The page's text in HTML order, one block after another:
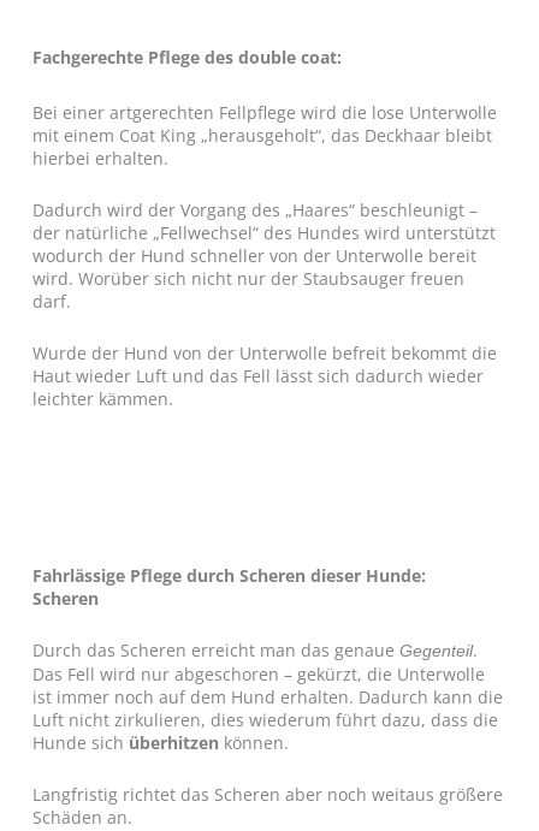
Fachgerechte Pflege des double coat:
Bei einer artgerechten Fellpflege wird die lose Unterwolle
mit einem Coat King „herausgeholt“, das Deckhaar bleibt
hierbei erhalten.
Dadurch wird der Vorgang des „Haares“ beschleunigt –
der natürliche „Fellwechsel“ des Hundes wird unterstützt
wodurch der Hund schneller von der Unterwolle bereit
wird. Worüber sich nicht nur der Staubsauger freuen
darf.
Wurde der Hund von der Unterwolle befreit bekommt die
Haut wieder Luft und das Fell lässt sich dadurch wieder
leichter kämmen.
Fahrlässige Pflege durch Scheren dieser Hunde:
Scheren
Durch das Scheren erreicht man das genaueGegenteil.
Das Fell wird nur abgeschoren – gekürzt, die Unterwolle
ist immer noch auf dem Hund erhalten. Dadurch kann die
Luft nicht zirkulieren, dies wiederum führt dazu, dass die
Hunde sich überhitzen können.
Langfristig richtet das Scheren aber noch weitaus größere
Schäden an.